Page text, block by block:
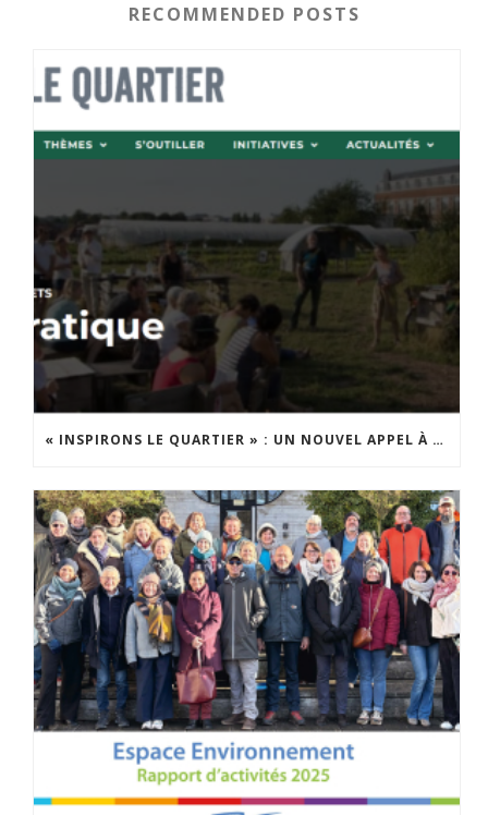
RECOMMENDED POSTS
« INSPIRONS LE QUARTIER » : UN NOUVEL APPEL À PROJETS EST LANCÉ !